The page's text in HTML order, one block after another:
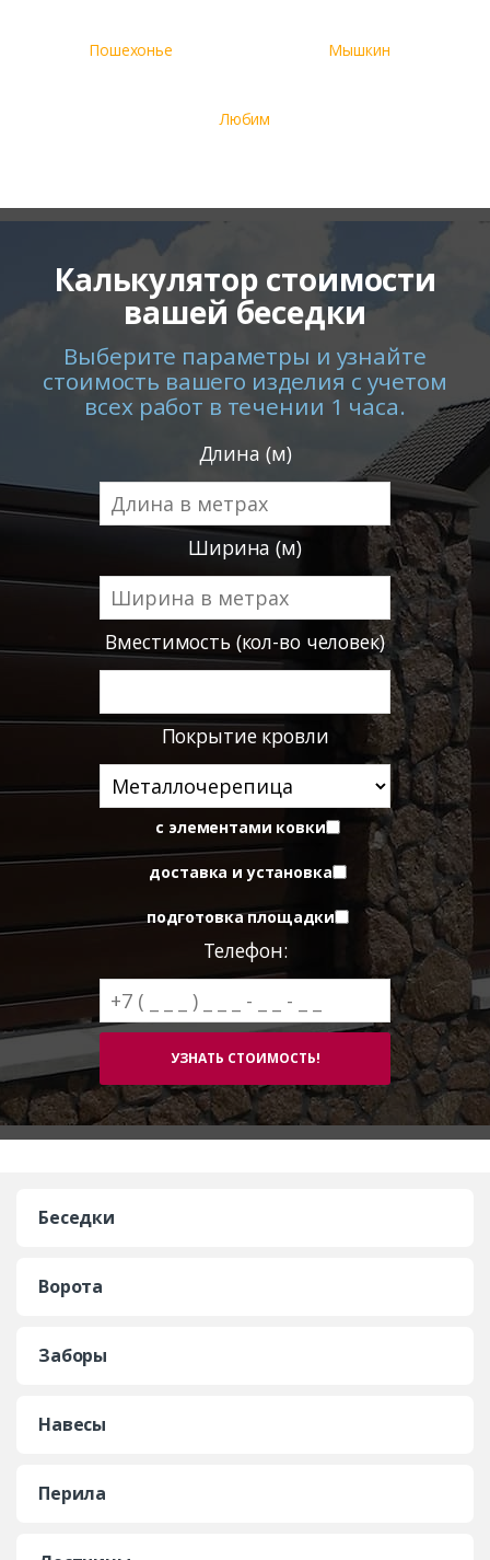
Пошехонье Мышкин
Любим
Калькулятор стоимости
вашей беседки
Выберите параметры и узнайте
стоимость вашего изделия с учетом
всех работ в течении 1 часа.
Длина (м)
Ширина (м)
Вместимость (кол-во человек)
Покрытие кровли
с элементами ковки
доставка и установка
подготовка площадки
Телефон:
Беседки
Ворота
Заборы
Навесы
Перила